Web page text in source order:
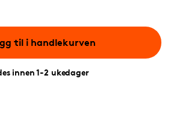
til i handlekurven
innen 1-2 ukedager